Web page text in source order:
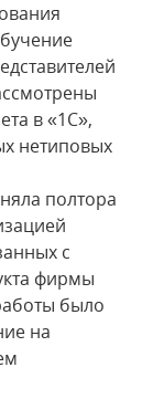
в «1С»,
нетиповых
полтора
с
фирмы
было
на